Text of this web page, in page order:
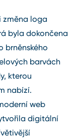
změna loga
byla dokončena
brněnského
barvách
kterou
nabízí.
web
digitální